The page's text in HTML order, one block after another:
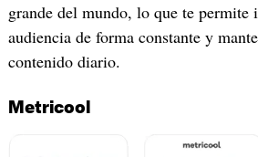
grande del mundo, lo que te permite
audiencia de forma constante y
contenido diario.
Metricool